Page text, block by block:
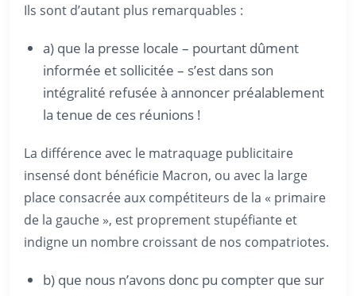
Ils sont d’autant plus remarquables :
a) que la presse locale – pourtant dûment
informée et sollicitée – s’est dans son
intégralité refusée à annoncer préalablement
la tenue de ces réunions !
La différence avec le matraquage publicitaire
insensé dont bénéficie Macron, ou avec la large
place consacrée aux compétiteurs de la « primaire
de la gauche », est proprement stupéfiante et
indigne un nombre croissant de nos compatriotes.
b) que nous n’avons donc pu compter que sur